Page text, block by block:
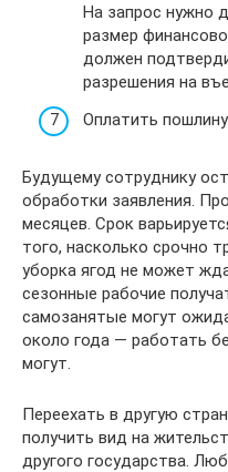
На запрос нужно
размер
должен
разрешения на
Оплатить
Будущему сотруднику
обработки заявления.
месяцев. Срок
того, насколько срочно
уборка ягод не может
сезонные рабочие
самозанятые могут
около года — работать
могут.
Переехать в другую
получить вид на
другого государства.